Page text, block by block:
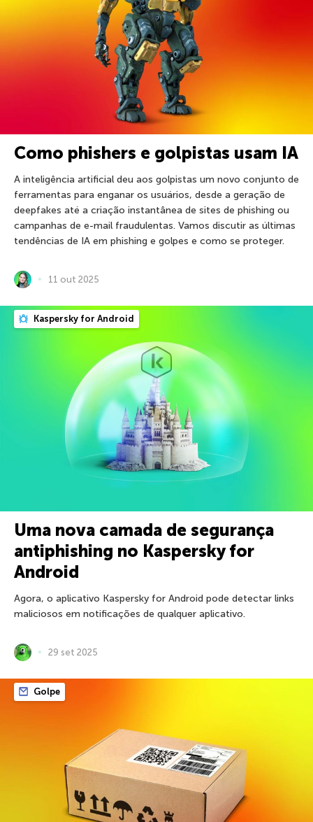
Como phishers e golpistas usam IA
A inteligência artificial deu aos golpistas um novo conjunto de
ferramentas para enganar os usuários, desde a geração de
deepfakes até a criação instantânea de sites de phishing ou
campanhas de e-mail fraudulentas. Vamos discutir as últimas
tendências de IA em phishing e golpes e como se proteger.
11 out 2025
Kaspersky for Android
Uma nova camada de segurança
antiphishing no Kaspersky for
Android
Agora, o aplicativo Kaspersky for Android pode detectar links
maliciosos em notificações de qualquer aplicativo.
29 set 2025
Golpe